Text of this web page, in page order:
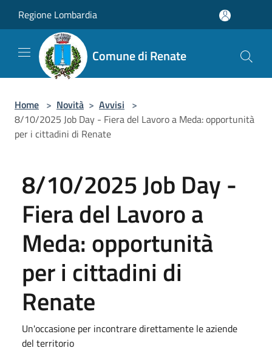
Regione Lombardia
Comune di Renate
Home > Novità > Avvisi >
8/10/2025 Job Day - Fiera del Lavoro a Meda: opportunità
per i cittadini di Renate
8/10/2025 Job Day -
Fiera del Lavoro a
Meda: opportunità
per i cittadini di
Renate
Un'occasione per incontrare direttamente le aziende
del territorio